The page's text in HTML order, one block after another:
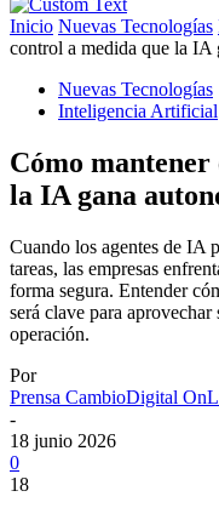
Inicio Nuevas Tecnologías
control a medida que la IA
Nuevas Tecnologías
Inteligencia Artificial
Cómo
la IA gana
Cuando los agentes de IA
tareas, las empresas
forma segura. Entender
será clave para
operación.
Por
Prensa CambioDigital
-
18 junio 2026
0
18